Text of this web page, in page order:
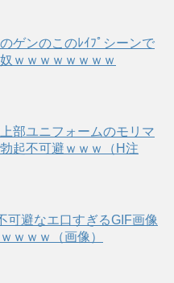
ゲンのこのﾚｲﾌﾟシーンで
ｗｗｗｗｗｗｗｗ
部ユニフォームのモリマ
起不可避ｗｗｗ（H注
可避なエ口すぎるGIF画像
ｗｗｗ（画像）